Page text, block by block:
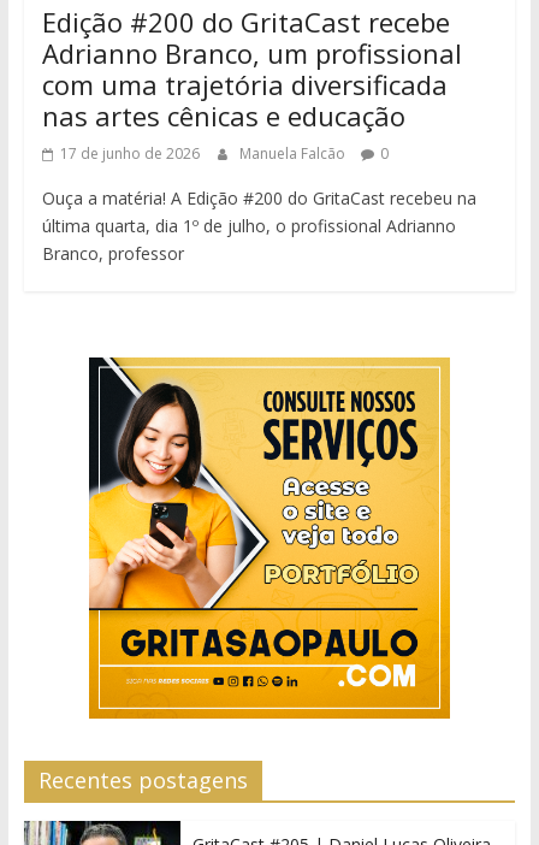
Edição #200 do GritaCast recebe
Adrianno Branco, um profissional
com uma trajetória diversificada
nas artes cênicas e educação
17 de junho de 2026 Manuela Falcão 0
Ouça a matéria! A Edição #200 do GritaCast recebeu na
última quarta, dia 1º de julho, o profissional Adrianno
Branco, professor
Recentes postagens